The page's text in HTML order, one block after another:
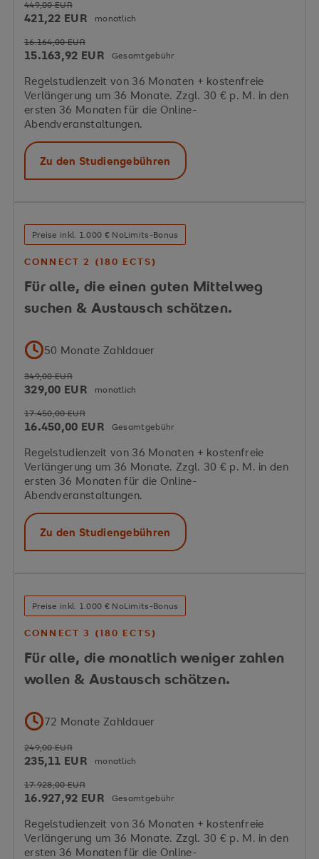
449,00 EUR
421,22 EUR monatlich
16.164,00 EUR
15.163,92 EUR Gesamtgebühr
Regelstudienzeit von 36 Monaten + kostenfreie
Verlängerung um 36 Monate. Zzgl. 30 € p. M. in den
ersten 36 Monaten für die Online-
Abendveranstaltungen.
Zu den Studiengebühren
Preise inkl. 1.000 € NoLimits-Bonus
CONNECT 2 (180 ECTS)
Für alle, die einen guten Mittelweg
suchen & Austausch schätzen.
50 Monate Zahldauer
349,00 EUR
329,00 EUR monatlich
17.450,00 EUR
16.450,00 EUR Gesamtgebühr
Regelstudienzeit von 36 Monaten + kostenfreie
Verlängerung um 36 Monate. Zzgl. 30 € p. M. in den
ersten 36 Monaten für die Online-
Abendveranstaltungen.
Zu den Studiengebühren
Preise inkl. 1.000 € NoLimits-Bonus
CONNECT 3 (180 ECTS)
Für alle, die monatlich weniger zahlen
wollen & Austausch schätzen.
72 Monate Zahldauer
249,00 EUR
235,11 EUR monatlich
17.928,00 EUR
16.927,92 EUR Gesamtgebühr
Regelstudienzeit von 36 Monaten + kostenfreie
Verlängerung um 36 Monate. Zzgl. 30 € p. M. in den
ersten 36 Monaten für die Online-